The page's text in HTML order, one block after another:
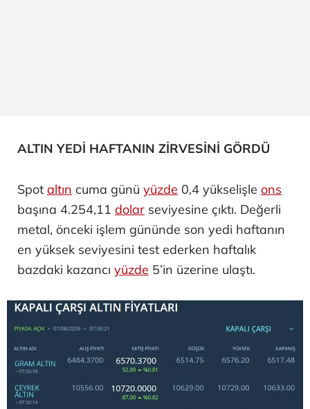
ALTIN YEDİ HAFTANIN ZİRVESİNİ GÖRDÜ
Spot altın cuma günü yüzde 0,4 yükselişle ons
başına 4.254,11 dolar seviyesine çıktı. Değerli
metal, önceki işlem gününde son yedi haftanın
en yüksek seviyesini test ederken haftalık
bazdaki kazancı yüzde 5’in üzerine ulaştı.